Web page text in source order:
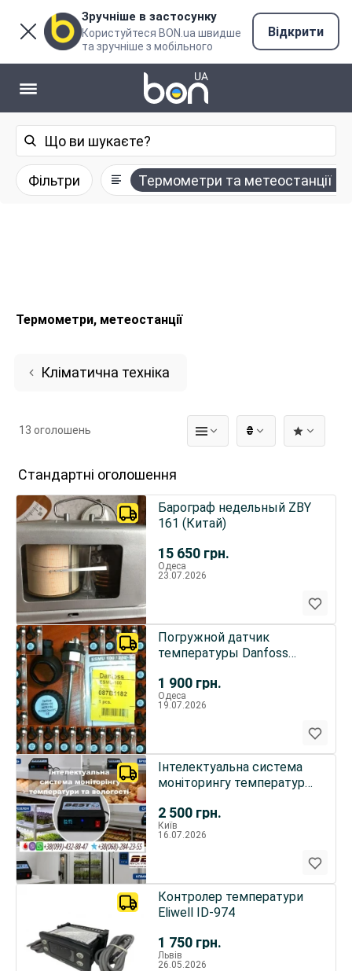
Зручніше в застосунку
Користуйтеся BON.ua швидше
та зручніше з мобільного
Відкрити
Фільтри Термометри та метеостанції
Термометри, метеостанції
Кліматична техніка
₴
13 оголошень
Стандартні оголошення
15 650 грн.
Барограф недельный ZBY
161 (Китай)
Одеса
23.07.2026
1 900 грн.
Погружной датчик
температуры Danfoss
Одеса
19.07.2026
2 500 грн.
Інтелектуальна система
моніторингу температури
Best — ESP32
Київ
16.07.2026
1 750 грн.
Контролер температури
Eliwell ID-974
Львів
26.05.2026